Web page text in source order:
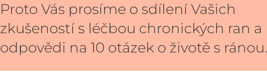
Proto Vás prosíme o sdílení Vašich
zkušeností s léčbou chronických ran a
odpovědi na 10 otázek o životě s ránou.